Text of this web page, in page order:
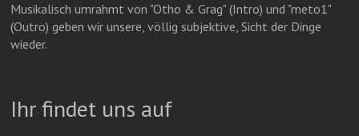
Musikalisch umrahmt von "Otho & Grag" (Intro) und "meto1"
(Outro) geben wir unsere, völlig subjektive, Sicht der Dinge
wieder.
Ihr findet uns auf